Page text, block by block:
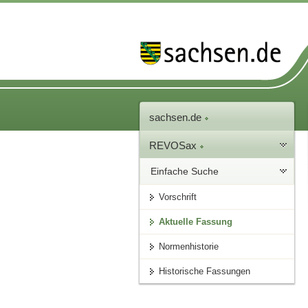
sachsen.de
REVOSax
Einfache Suche
Vorschrift
Aktuelle Fassung
Normenhistorie
Historische Fassungen